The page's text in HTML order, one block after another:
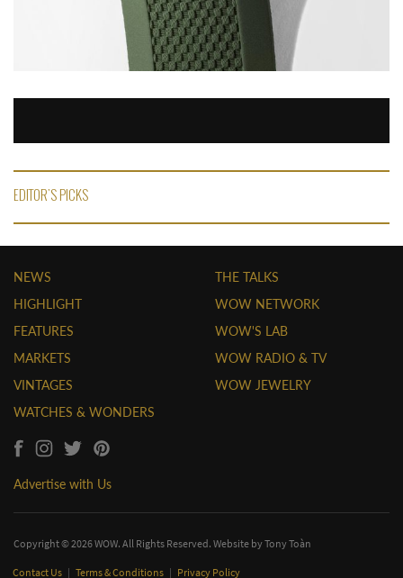
EDITOR'S PICKS
NEWS
HIGHLIGHT
FEATURES
MARKETS
VINTAGES
WATCHES & WONDERS
THE TALKS
WOW NETWORK
WOW'S LAB
WOW RADIO & TV
WOW JEWELRY
Advertise with Us
Copyright © 2026 WOW. All Rights Reserved. Website byTony Toàn
Contact Us | Terms & Conditions | Privacy Policy